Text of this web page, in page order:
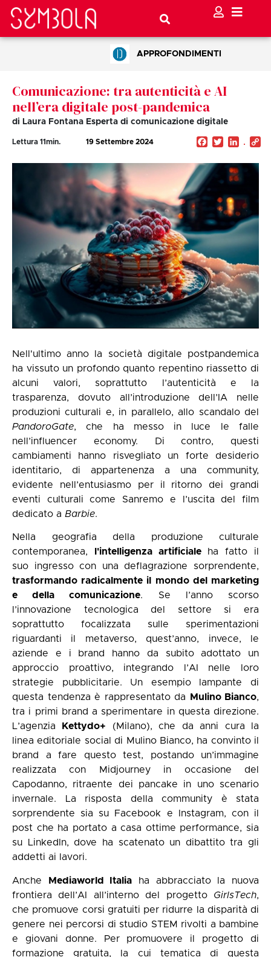
APPROFONDIMENTI
Comunicazione: tra autenticità e AI
nell’era digitale post-pandemica
di Laura Fontana Esperta di comunicazione digitale
Lettura 11min. 19 Settembre 2024 Facebook
Twitter
Nell'ultimo anno la società digitale postpandemica
ha vissuto un profondo quanto repentino riassetto di
alcuni valori, soprattutto l’autenticità e la
trasparenza, dovuto all’introduzione dell’IA nelle
produzioni culturali e, in parallelo, allo scandalo del
PandoroGate, che ha messo in luce le falle
nell’influencer economy. Di contro, questi
cambiamenti hanno risvegliato un forte desiderio
identitario, di appartenenza a una community,
evidente nell’entusiasmo per il ritorno dei grandi
eventi culturali come Sanremo e l’uscita del film
dedicato a Barbie.
Nella geografia della produzione culturale
contemporanea,
l'intelligenza artificialeha fatto il
suo ingresso con una deflagrazione sorprendente,
trasformando radicalmente il mondo del marketing
e della comunicazione. Se l’anno scorso
l’innovazione tecnologica del settore si era
soprattutto focalizzata sulle sperimentazioni
riguardanti il metaverso, quest’anno, invece, le
aziende e i brand hanno da subito adottato un
approccio proattivo, integrando l’AI nelle loro
strategie pubblicitarie. Un esempio lampante di
questa tendenza è rappresentato da
Mulino Bianco,
tra i primi brand a sperimentare in questa direzione.
L’agenzia
Kettydo+ (Milano), che da anni cura la
linea editoriale social di Mulino Bianco, ha convinto il
brand a fare questo test, postando un’immagine
realizzata con Midjourney in occasione del
Capodanno, ritraente dei pancake in uno scenario
invernale. La risposta della community è stata
sorprendente sia su Facebook e Instagram, con il
post che ha portato a casa ottime performance, sia
su LinkedIn, dove ha scatenato un dibattito tra gli
addetti ai lavori.
Anche Mediaworld Italia ha abbracciato la nuova
frontiera dell’AI all’interno del progetto GirlsTech,
che promuove corsi gratuiti per ridurre la disparità di
genere nei percorsi di studio STEM rivolti a bambine
e giovani donne. Per promuovere il progetto di
formazione gratuita, la cui tematica di questa